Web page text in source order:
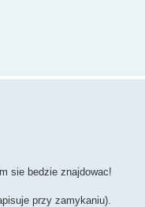
sie bedzie znajdowac!
przy zamykaniu).